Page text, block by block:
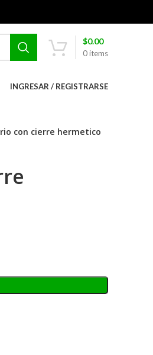
0items
$0.00
INGRESAR / REGISTRARSE
con cierre hermetico